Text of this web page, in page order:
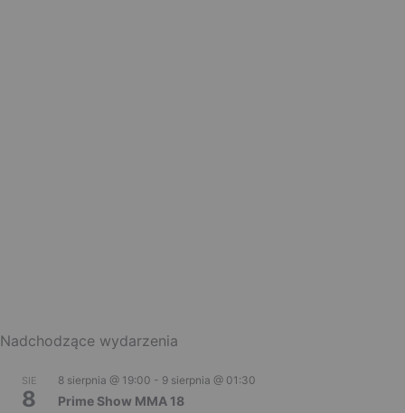
Nadchodzące wydarzenia
SIE
8
8 sierpnia @ 19:00 - 9 sierpnia @ 01:30
Prime Show MMA 18